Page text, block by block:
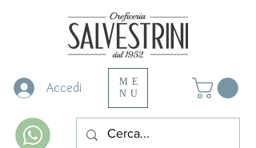
Accedi
ME
NU